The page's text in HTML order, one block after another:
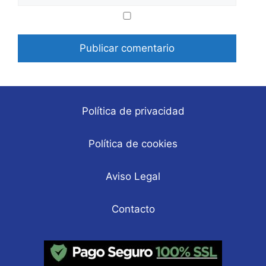
electrónico
Política de privacidad
Política de cookies
Aviso Legal
Contacto